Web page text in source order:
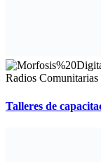
Radios Comunitarias
Talleres de